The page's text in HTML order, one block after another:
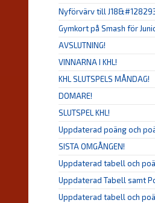
Nyförvärv till
Gymkort på Smash för
AVSLUTNING!
VINNARNA I KHL!
KHL SLUTSPELS MÅNDAG!
DOMARE!
SLUTSPEL KHL!
Uppdaterad poäng och
SISTA OMGÅNGEN!
Uppdaterad tabell och
Uppdaterad Tabell samt
Uppdaterad tabell och